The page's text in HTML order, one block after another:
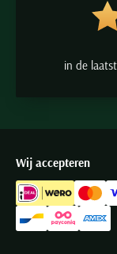
in de
Wij accepteren